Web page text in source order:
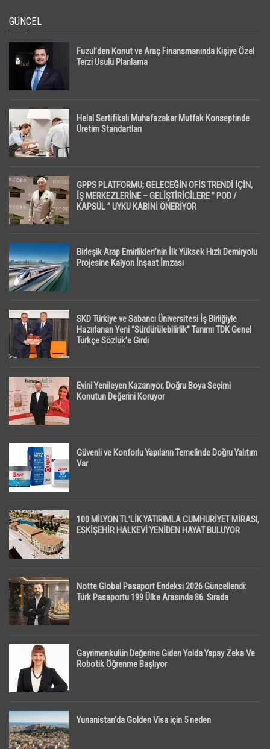
GÜNCEL
Fuzul’den Konut ve Araç Finansmanında Kişiye Özel
Terzi Usulü Planlama
Helal Sertifikalı Muhafazakar Mutfak Konseptinde
Üretim Standartları
GPPS PLATFORMU; GELECEĞİN OFİS TRENDİ İÇİN,
İŞ MERKEZLERİNE – GELİŞTİRİCİLERE ” POD /
KAPSÜL ” UYKU KABİNİ ÖNERİYOR
Birleşik Arap Emirlikleri’nin İlk Yüksek Hızlı Demiryolu
Projesine Kalyon İnşaat İmzası
SKD Türkiye ve Sabancı Üniversitesi İş Birliğiyle
Hazırlanan Yeni “Sürdürülebilirlik” Tanımı TDK Genel
Türkçe Sözlük’e Girdi
Evini Yenileyen Kazanıyor, Doğru Boya Seçimi
Konutun Değerini Koruyor
Güvenli ve Konforlu Yapıların Temelinde Doğru Yalıtım
Var
100 MİLYON TL’LİK YATIRIMLA CUMHURİYET MİRASI,
ESKİŞEHİR HALKEVİ YENİDEN HAYAT BULUYOR
Notte Global Pasaport Endeksi 2026 Güncellendi:
Türk Pasaportu 199 Ülke Arasında 86. Sırada
Gayrimenkulün Değerine Giden Yolda Yapay Zeka Ve
Robotik Öğrenme Başlıyor
Yunanistan’da Golden Visa için 5 neden